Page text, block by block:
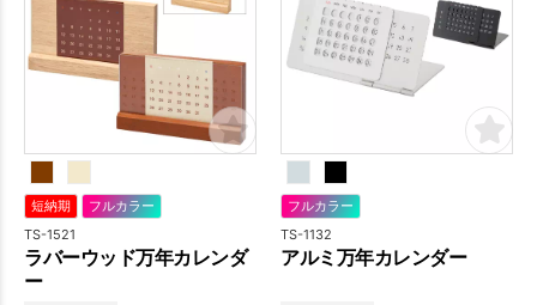
短納期 フルカラー
TS-1521
ラバーウッド万年カレンダ
ー
フルカラー
TS-1132
アルミ万年カレンダー